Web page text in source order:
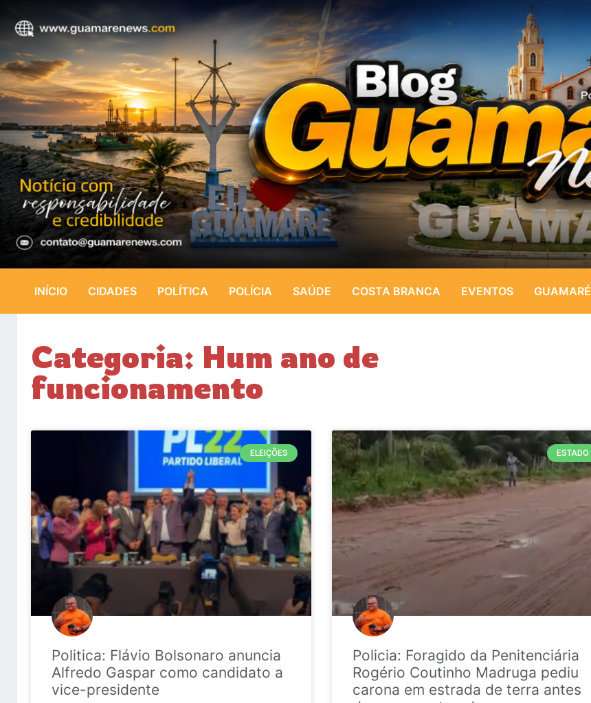
INÍCIO CIDADES POLÍTICA POLÍCIA SAÚDE COSTA BRANCA EVENTOS GUAMARÉ
Categoria: Hum ano de
funcionamento
ELEIÇÕES
Politica: Flávio Bolsonaro anuncia
Alfredo Gaspar como candidato a
vice-presidente
ESTADO
Policia: Foragido da Penitenciária
Rogério Coutinho Madruga pediu
carona em estrada de terra antes